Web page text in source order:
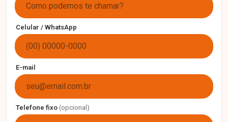
Celular / WhatsApp
E-mail
Telefone fixo (opcional)